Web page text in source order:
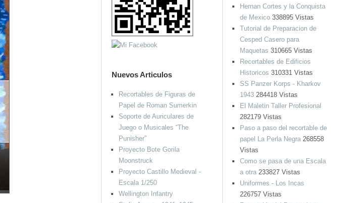
Hernan Cortes y la Conquista
de Mexico338895 Vistas
Tutorial de Preparacion de
Cesped Casero para
Maquetas 310665 Vistas
Recortables de Edificios
Historicos 310331 Vistas
SS Panzer Korps - Kharkov
1943284418 Vistas
El Maletin Taller Profesional
282179 Vistas
Paso a paso del recortable de
papel La Perla Negra268558
Vistas
Como se pasa de una Escala
a otra233827 Vistas
Uniformes - Los Incas
226757 Vistas
Nuevos Articulos
Recortables de Figuras de
Papel de Roman Sumerkin
Soporte de Auriculares de
Juego o Musicales “The
Punisher”
Proyecto Bote Gorila
Moonstruck
Proyecto Castillo Medieval -
Escala 1/250
Wellington Infantry